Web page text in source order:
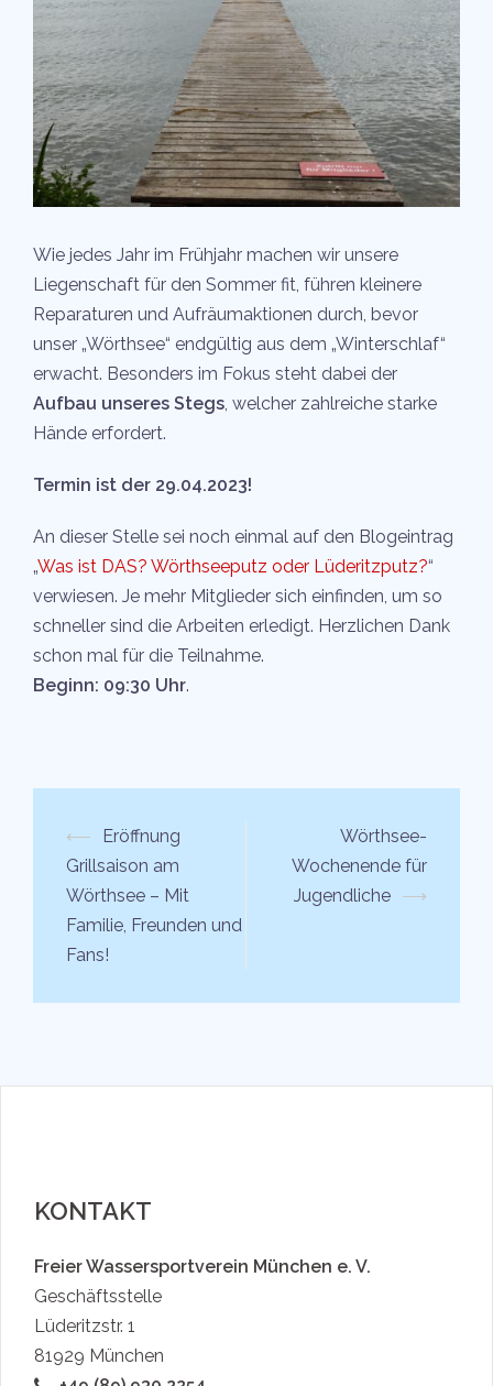
Wie jedes Jahr im Frühjahr machen wir unsere
Liegenschaft für den Sommer fit, führen kleinere
Reparaturen und Aufräumaktionen durch, bevor
unser „Wörthsee“ endgültig aus dem „Winterschlaf“
erwacht. Besonders im Fokus steht dabei der
Aufbau unseres Stegs, welcher zahlreiche starke
Hände erfordert.
Termin ist der 29.04.2023!
An dieser Stelle sei noch einmal auf den Blogeintrag
„Was ist DAS? Wörthseeputz oder Lüderitzputz?“
verwiesen. Je mehr Mitglieder sich einfinden, um so
schneller sind die Arbeiten erledigt. Herzlichen Dank
schon mal für die Teilnahme.
Beginn: 09:30 Uhr.
Beitrags-
Navigation
⟵
Eröffnung
Grillsaison am
Wörthsee – Mit
Familie, Freunden und
Fans!
Wörthsee-
Wochenende für
Jugendliche ⟶
KONTAKT
Freier Wassersportverein München e. V.
Geschäftsstelle
Lüderitzstr. 1
81929 München